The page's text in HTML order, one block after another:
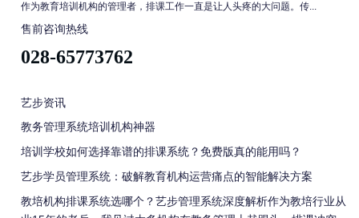
作为教育培训机构的管理者，排课工作一直是让人头疼的大问题。传...
售前咨询热线
028-65773762
艺步资讯
教务管理系统培训机构神器
培训学校如何选择靠谱的排课系统？免费版真的能用吗？
艺步学员管理系统：破解教育机构运营痛点的智能解决方案
教培机构排课系统选哪个？艺步管理系统深度解析作为教培行业从